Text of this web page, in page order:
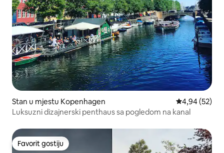
Stan u mjestu Kopenhagen prosječna
4,94 (52)
Luksuzni dizajnerski penthaus sa pogledom na kanal
Favorit gostiju
Favorit gostiju